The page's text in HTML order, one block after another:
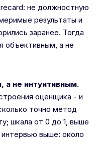
не должностную
результаты и
заранее. Тогда
объективным, а не
а не интуитивным.
оценщика - и
точно метод
шкала от 0 до 1, выше
выше: около